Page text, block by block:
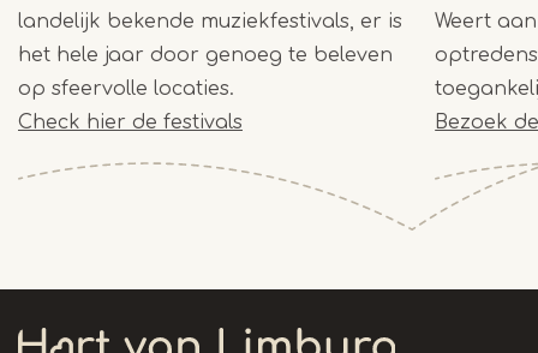
landelijk bekende muziekfestivals, er is
het hele jaar door genoeg te beleven
op sfeervolle locaties.
Check hier de festivals
Weert
Bezoek